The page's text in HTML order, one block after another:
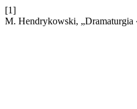
[1]
M. Hendrykowski, „Dramaturgia